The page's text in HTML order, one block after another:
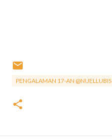
PENGALAMAN 17-AN @NUELLUBIS